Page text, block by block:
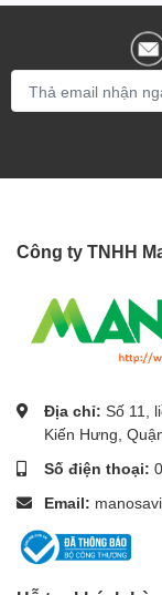
Công ty TNHH
Địa chỉ: Số 11,
Kiến Hưng,
Số điện thoại:
Email: